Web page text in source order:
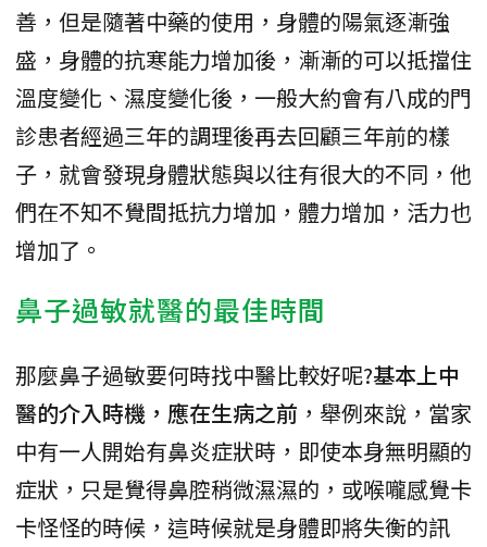
善，但是隨著中藥的使用，身體的陽氣逐漸強
盛，身體的抗寒能力增加後，漸漸的可以抵擋住
溫度變化、濕度變化後，一般大約會有八成的門
診患者經過三年的調理後再去回顧三年前的樣
子，就會發現身體狀態與以往有很大的不同，他
們在不知不覺間抵抗力增加，體力增加，活力也
增加了。
鼻子過敏就醫的最佳時間
那麼鼻子過敏要何時找中醫比較好呢?基本上中
醫的介入時機，應在生病之前 ，舉例來說，當家
中有一人開始有鼻炎症狀時，即使本身無明顯的
症狀，只是覺得鼻腔稍微濕濕的，或喉嚨感覺卡
卡怪怪的時候，這時候就是身體即將失衡的訊